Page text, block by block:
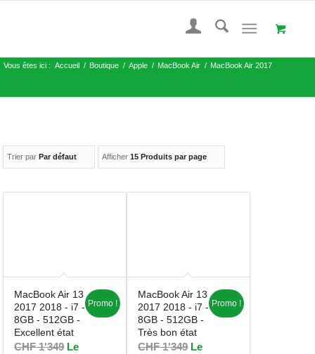
Vous êtes ici : Accueil / Boutique / Apple / MacBook Air / MacBook Air 2017
Trier par Par défaut Afficher15 Produits par page
MacBook Air 13
2017 2018 - i7 -
8GB - 512GB -
Excellent état
CHF1'349 Le
Promo !
MacBook Air 13
2017 2018 - i7 -
8GB - 512GB -
Très bon état
CHF1'349 Le
Promo !